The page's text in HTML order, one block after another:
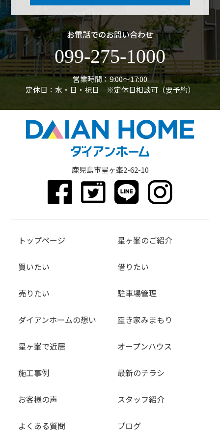
お電話でのお問い合わせ
099-275-1000
営業時間：9:00〜17:00
定休日：水・日・祝日 ※定休日相談可（要予約）
鹿児島市星ヶ峯2-62-10
トップページ 星ヶ峯のご紹介
買いたい 借りたい
売りたい 駐車場管理
ダイアンホームの想い 空き家みまもり
星ヶ峯で近居 オープンハウス
施工事例 最新のチラシ
お客様の声 スタッフ紹介
よくある質問 ブログ